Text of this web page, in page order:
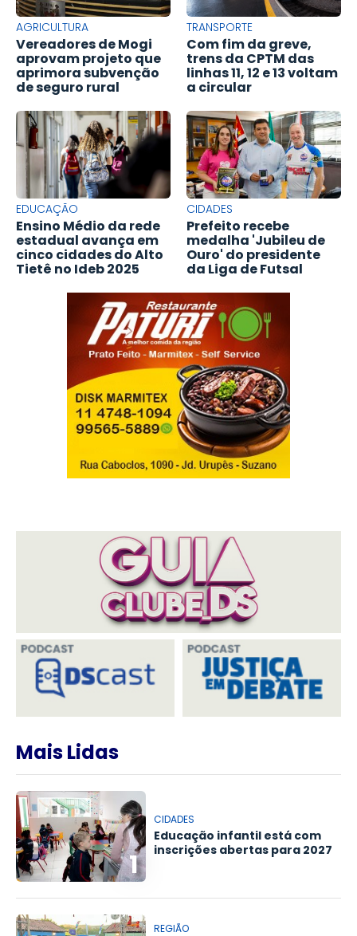
AGRICULTURA
Vereadores de Mogi
aprovam projeto que
aprimora subvenção
de seguro rural
TRANSPORTE
Com fim da greve,
trens da CPTM das
linhas 11, 12 e 13 voltam
a circular
EDUCAÇÃO
Ensino Médio da rede
estadual avança em
cinco cidades do Alto
Tietê no Ideb 2025
CIDADES
Prefeito recebe
medalha 'Jubileu de
Ouro' do presidente
da Liga de Futsal
Mais Lidas
1
CIDADES
Educação infantil está com
inscrições abertas para 2027
REGIÃO